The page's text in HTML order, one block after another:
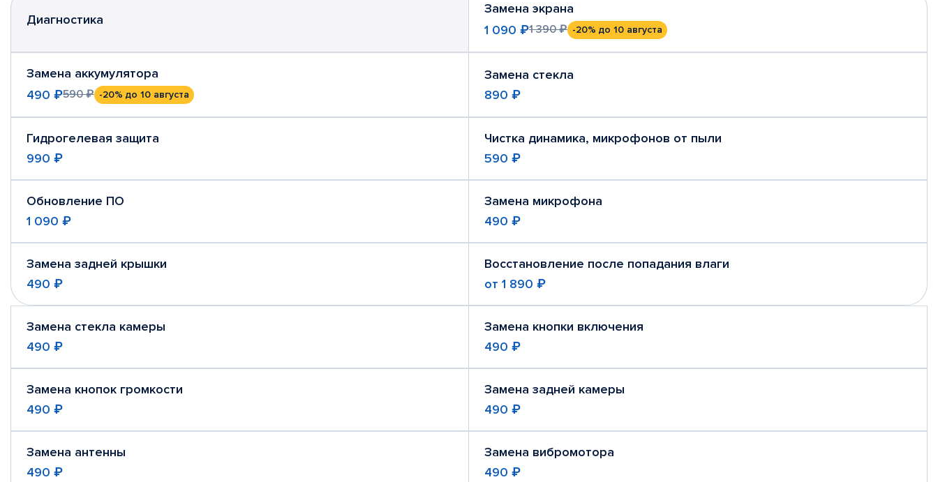
Диагностика
Замена экрана
1 090 ₽1 390 ₽ -20% до 10 августа
Замена аккумулятора
490 ₽590 ₽ -20% до 10 августа
Замена стекла
890 ₽
Гидрогелевая защита
990 ₽
Чистка динамика, микрофонов от пыли
590 ₽
Обновление ПО
1 090 ₽
Замена микрофона
490 ₽
Замена задней крышки
490 ₽
Восстановление после попадания влаги
от 1 890 ₽
Замена стекла камеры
490 ₽
Замена кнопки включения
490 ₽
Замена кнопок громкости
490 ₽
Замена задней камеры
490 ₽
Замена антенны
490 ₽
Замена вибромотора
490 ₽